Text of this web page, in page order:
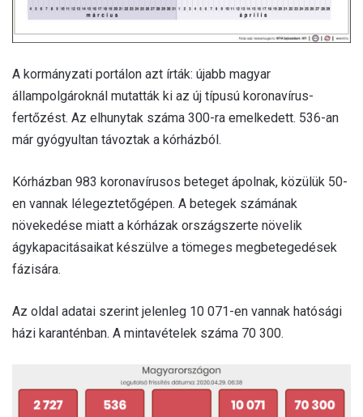
A kormányzati portálon azt írták: újabb magyar
állampolgároknál mutatták ki az új típusú koronavírus-
fertőzést. Az elhunytak száma 300-ra emelkedett. 536-an
már gyógyultan távoztak a kórházból.
Kórházban 983 koronavírusos beteget ápolnak, közülük 50-
en vannak lélegeztetőgépen. A betegek számának
növekedése miatt a kórházak országszerte növelik
ágykapacitásaikat készülve a tömeges megbetegedések
fázisára.
Az oldal adatai szerint jelenleg 10 071-en vannak hatósági
házi karanténban. A mintavételek száma 70 300.